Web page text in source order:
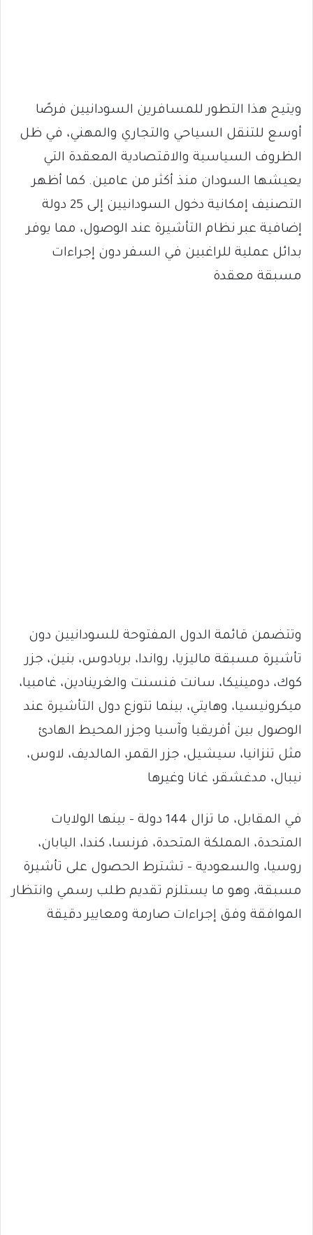
ويتيح هذا التطور للمسافرين السودانيين فرصًا
أوسع للتنقل السياحي والتجاري والمهني، في ظل
الظروف السياسية والاقتصادية المعقدة التي
يعيشها السودان منذ أكثر من عامين. كما أظهر
التصنيف إمكانية دخول السودانيين إلى 25 دولة
إضافية عبر نظام التأشيرة عند الوصول، مما يوفر
بدائل عملية للراغبين في السفر دون إجراءات
مسبقة معقدة
وتتضمن قائمة الدول المفتوحة للسودانيين دون
تأشيرة مسبقة ماليزيا، رواندا، بربادوس، بنين، جزر
كوك، دومينيكا، سانت فنسنت والغرينادين، غامبيا،
ميكرونيسيا، وهايتي، بينما تتوزع دول التأشيرة عند
الوصول بين أفريقيا وآسيا وجزر المحيط الهادئ
مثل تنزانيا، سيشيل، جزر القمر، المالديف، لاوس،
نيبال، مدغشقر، غانا وغيرها
في المقابل، ما تزال 144 دولة – بينها الولايات
المتحدة، المملكة المتحدة، فرنسا، كندا، اليابان،
روسيا، والسعودية – تشترط الحصول على تأشيرة
مسبقة، وهو ما يستلزم تقديم طلب رسمي وانتظار
الموافقة وفق إجراءات صارمة ومعايير دقيقة